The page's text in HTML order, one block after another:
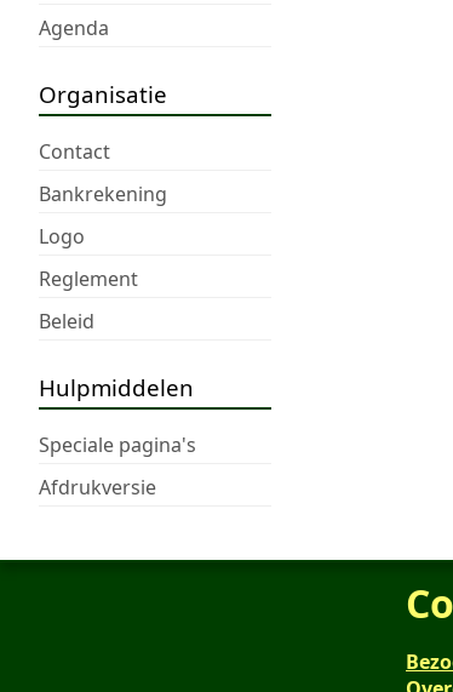
Agenda
Organisatie
Contact
Bankrekening
Logo
Reglement
Beleid
Hulpmiddelen
Speciale pagina's
Afdrukversie